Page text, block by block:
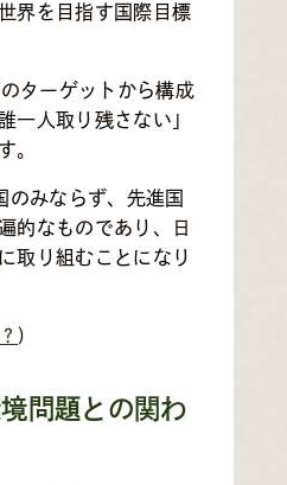
界を目指す国際目標
ターゲットから構成
一人取り残さない」
。
のみならず、先進国
的なものであり、日
取り組むことになり
)
問題との関わ